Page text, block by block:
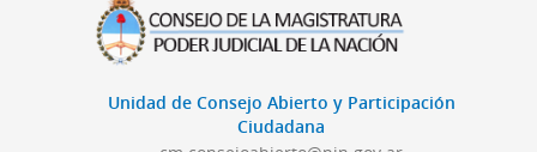
Unidad de Consejo Abierto y Participación
Ciudadana